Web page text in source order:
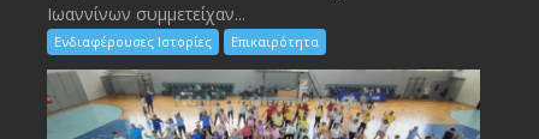
Ιωαννίνων συμμετείχαν...
Ενδιαφέρουσες Ιστορίες Επικαιρότητα